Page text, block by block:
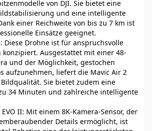
von DJI. Sie bietet eine
und eine intelligente
einer Reichweite von bis zu 7 km ist
Einsätze geeignet.
Diese Drohne ist für anspruchsvolle
konzipiert. Ausgestattet mit einer 48-
und der Möglichkeit, gestochen
aufzunehmen, liefert die Mavic Air 2
Sie bietet zudem eine
34 Minuten und zahlreiche intelligente
II: Mit einem 8K-Kamera-Sensor, der
Details ermöglicht, ist